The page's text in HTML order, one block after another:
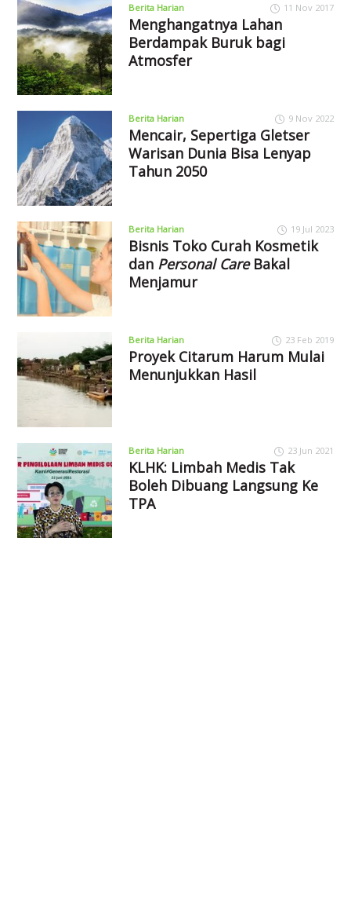
Berita Harian 11 Nov 2017
Menghangatnya Lahan
Berdampak Buruk bagi
Atmosfer
Berita Harian 9 Nov 2022
Mencair, Sepertiga Gletser
Warisan Dunia Bisa Lenyap
Tahun 2050
Berita Harian 19 Jul 2023
Bisnis Toko Curah Kosmetik
dan Personal CareBakal
Menjamur
Berita Harian 23 Feb 2019
Proyek Citarum Harum Mulai
Menunjukkan Hasil
Berita Harian 23 Jun 2021
KLHK: Limbah Medis Tak
Boleh Dibuang Langsung Ke
TPA